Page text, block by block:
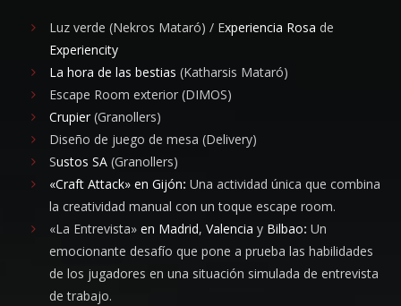
Luz verde (Nekros Mataró) / Experiencia Rosa de
Experiencity
La hora de las bestias (Katharsis Mataró)
Escape Room exterior (DIMOS)
Crupier (Granollers)
Diseño de juego de mesa (Delivery)
Sustos SA (Granollers)
«Craft Attack» en Gijón: Una actividad única que combina
la creatividad manual con un toque escape room.
«La Entrevista» en Madrid, Valencia y Bilbao: Un
emocionante desafío que pone a prueba las habilidades
de los jugadores en una situación simulada de entrevista
de trabajo.